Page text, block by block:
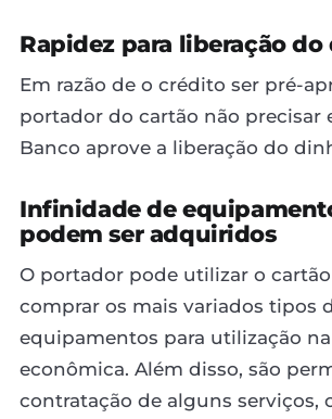
Rapidez para liberação
Em razão de o crédito ser pré-
portador do cartão não precisar
Banco aprove a liberação do
Infinidade de
podem ser adquiridos
O portador pode utilizar o cartão
comprar os mais variados tipos
equipamentos para utilização
econômica. Além disso, são
contratação de alguns serviços,